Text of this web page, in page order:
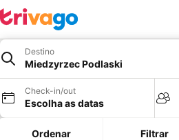
Destino
Miedzyrzec Podlaski
Check-in/out
Escolha as datas
Ordenar Filtrar